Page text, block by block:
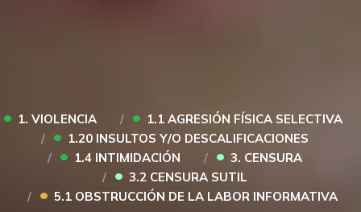
• 1. VIOLENCIA • 1.1 AGRESIÓN FÍSICA SELECTIVA
• 1.20 INSULTOS Y/O DESCALIFICACIONES
• 1.4 INTIMIDACIÓN • 3. CENSURA
• 3.2 CENSURA SUTIL
• 5.1 OBSTRUCCIÓN DE LA LABOR INFORMATIVA